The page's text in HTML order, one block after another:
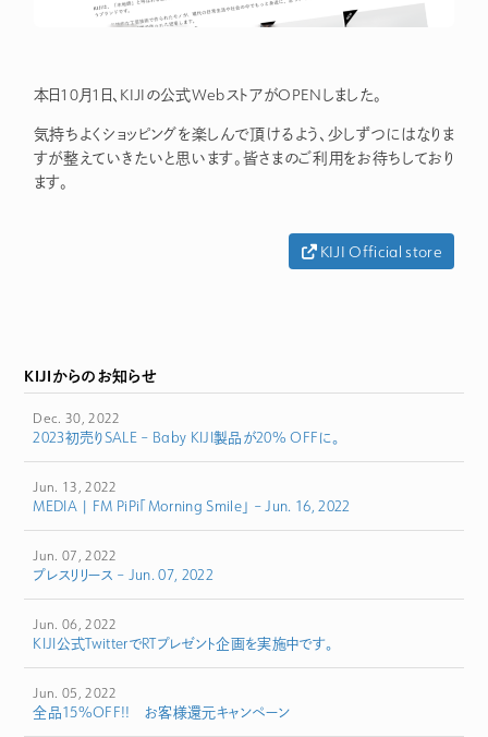
本日10月1日、KIJIの公式WebストアがOPENしました。
気持ちよくショッピングを楽しんで頂けるよう、少しずつにはなりま
すが整えていきたいと思います。皆さまのご利用をお待ちしており
ます。
KIJI Official store
KIJIからのお知らせ
Dec. 30, 2022
2023初売りSALE – Baby KIJI製品が20% OFFに。
Jun. 13, 2022
MEDIA | FM PiPi「Morning Smile」 – Jun. 16, 2022
Jun. 07, 2022
プレスリリース – Jun. 07, 2022
Jun. 06, 2022
KIJI公式TwitterでRTプレゼント企画を実施中です。
Jun. 05, 2022
全品15%OFF!! お客様還元キャンペーン